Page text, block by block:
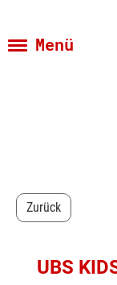
Menü
Zurück
UBS